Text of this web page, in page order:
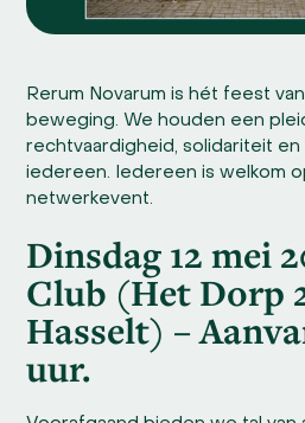
Rerum Novarum is hét feest
beweging. We houden een
rechtvaardigheid, solidariteit
iedereen. Iedereen is welkom
netwerkevent.
Dinsdag 12 mei
Club (Het Dorp
Hasselt) –
uur.